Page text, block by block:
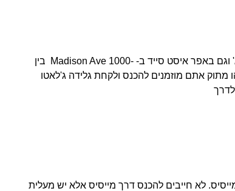
מסעדה איטלקית מעולה הקיימת בווסט וויליג' וגם באפר איסט סייד ב- -1000 Madison Ave בין
רק משהו מתוק אתם מוזמנים להכנס ולקחת גלידה ג'לאטו
לא חייבים להכנס דרך מייסיס אלא יש מעלית